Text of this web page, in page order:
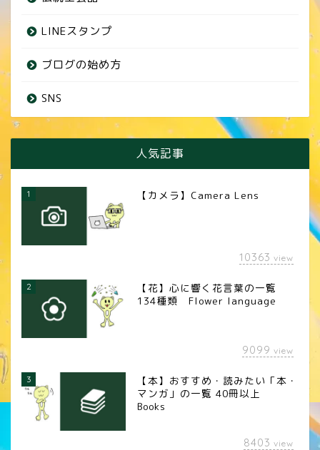
LINEスタンプ
ブログの始め方
SNS
人気記事
1 【カメラ】Camera Lens
10363 view
2
【花】心に響く花言葉の一覧
134種類 Flower language
9099 view
3
【本】おすすめ・読みたい「本・
マンガ」の一覧 40冊以上
Books
8403 view